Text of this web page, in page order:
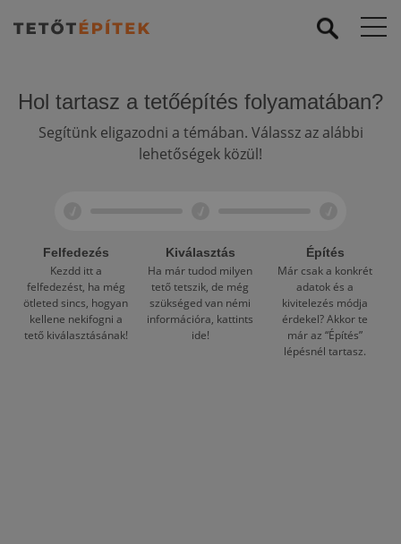
Hol tartasz a tetőépítés folyamatában?
Segítünk eligazodni a témában. Válassz az alábbi
lehetőségek közül!
Felfedezés
Kezdd itt a
felfedezést, ha még
ötleted sincs, hogyan
kellene nekifogni a
tető kiválasztásának!
Kiválasztás
Ha már tudod milyen
tető tetszik, de még
szükséged van némi
információra, kattints
ide!
Építés
Már csak a konkrét
adatok és a
kivitelezés módja
érdekel? Akkor te
már az “Építés”
lépésnél tartasz.